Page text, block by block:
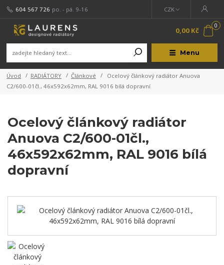
Menu
CZK
604 567 726 po. - pá. 9-16
0
0,00 Kč
Úvod RADIÁTORY Článkové
Ocelový článkový radiátor Anuova
C2/600-01čl., 46x592x62mm, RAL 9016 bílá dopravní
Ocelový článkový radiátor
Anuova C2/600-01čl.,
46x592x62mm, RAL 9016 bílá
dopravní